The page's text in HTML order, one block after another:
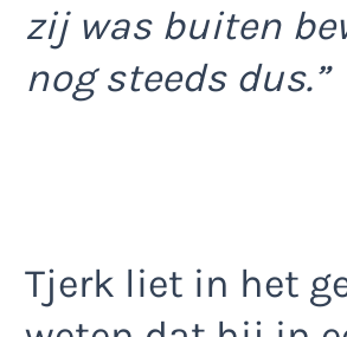
zij was buiten
nog steeds dus.”
Tjerk liet in het